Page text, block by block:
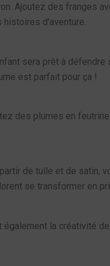
Ajoutez des franges
d’aventure.
sera prêt à
est parfait pour ça !
des plumes en
de tulle et de satin,
se transformer en
la créativité